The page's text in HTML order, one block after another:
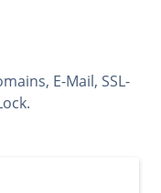
E-Mail, SSL-